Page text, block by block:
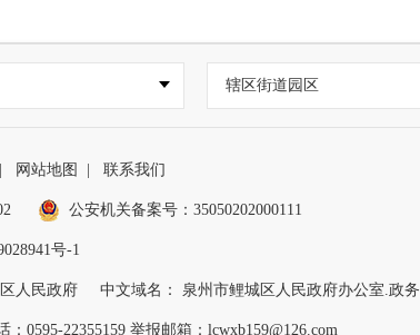
辖区街道园区
| 网站地图 | 联系我们
公安机关备案号：35050202000111
号-1
人民政府 中文域名： 泉州市鲤城区人民政府办公室.政务
0595-22355159 举报邮箱：lcwxb159@126.com